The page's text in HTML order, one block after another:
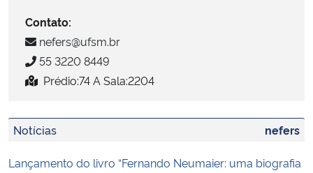
Controladoria-Geral da União
Ministério da Mulher, da Família e dos Direitos Humanos
Secretaria-Geral
Secretaria de Governo
Contato:
nefers@ufsm.br
55 3220 8449
Prédio:74 A Sala:2204
Notícias nefers
Lançamento do livro “Fernando Neumaier: uma biografia